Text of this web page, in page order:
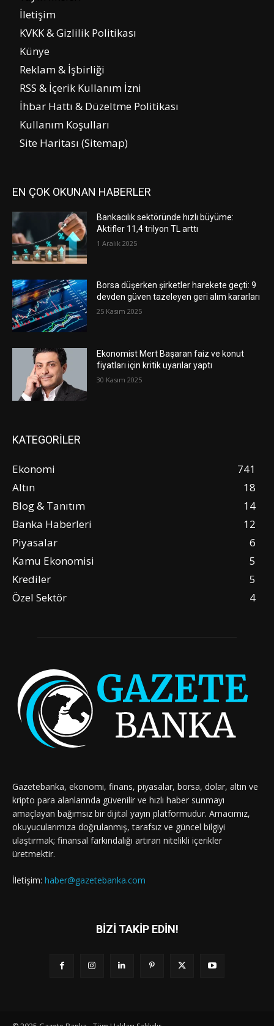
İletişim
KVKK & Gizlilik Politikası
Künye
Reklam & İşbirliği
RSS & İçerik Kullanım İzni
İhbar Hattı & Düzeltme Politikası
Kullanım Koşulları
Site Haritası (Sitemap)
EN ÇOK OKUNAN HABERLER
Bankacılık sektöründe hızlı büyüme:
Aktifler 11,4 trilyon TL arttı
1 Aralık 2025
Borsa düşerken şirketler harekete geçti: 9
devden güven tazeleyen geri alım kararları
25 Kasım 2025
Ekonomist Mert Başaran faiz ve konut
fiyatları için kritik uyarılar yaptı
30 Kasım 2025
KATEGORİLER
Ekonomi
741
Altın
18
Blog & Tanıtım
14
Banka Haberleri
12
Piyasalar
6
Kamu Ekonomisi
5
Krediler
5
Özel Sektör
4
Gazetebanka, ekonomi, finans, piyasalar, borsa, dolar, altın ve
kripto para alanlarında güvenilir ve hızlı haber sunmayı
amaçlayan bağımsız bir dijital yayın platformudur. Amacımız,
okuyucularımıza doğrulanmış, tarafsız ve güncel bilgiyi
ulaştırmak; finansal farkındalığı artıran nitelikli içerikler
üretmektir.
İletişim: haber@gazetebanka.com
BİZİ TAKİP EDİN!